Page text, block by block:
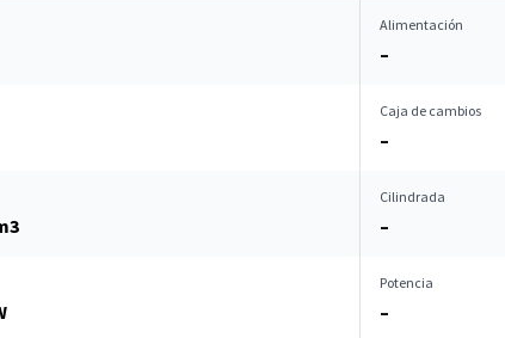
Alimentación
–
Caja de cambios
–
3
Cilindrada
–
Potencia
–